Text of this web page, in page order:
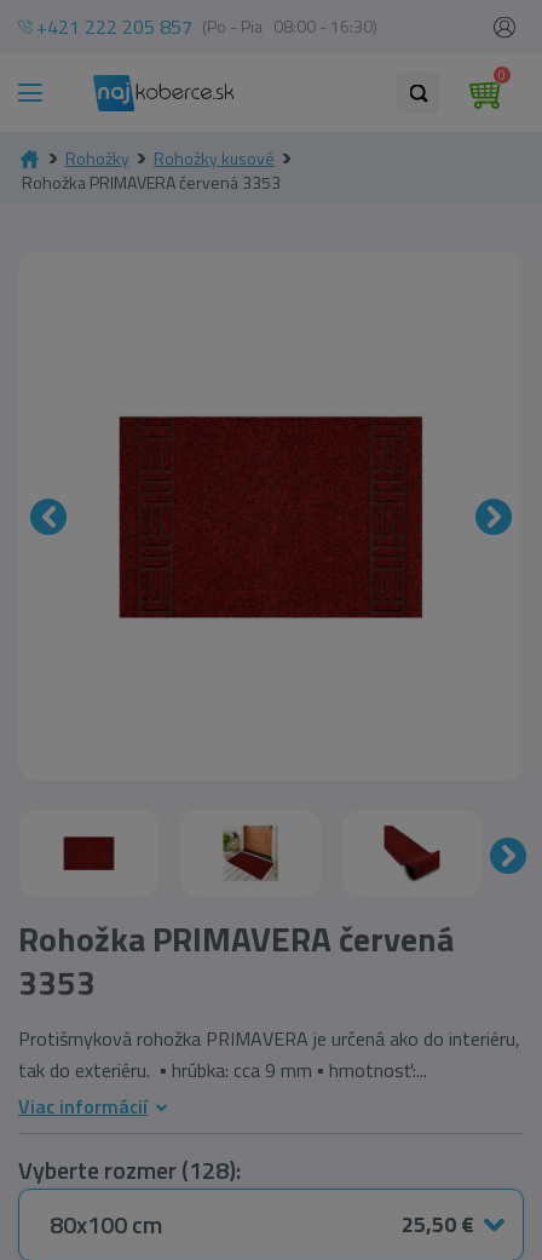
+421 222 205 857 (Po - Pia 08:00 - 16:30)
0
Rohožky
Rohožky kusové
Rohožka PRIMAVERA červená 3353
Rohožka PRIMAVERA červená
3353
Protišmyková rohožka PRIMAVERA je určená ako do interiéru,
tak do exteriéru. ▪ hrúbka: cca 9 mm ▪ hmotnosť:...
Viac informácií
Vyberte rozmer (128):
80x100 cm
25,50 €